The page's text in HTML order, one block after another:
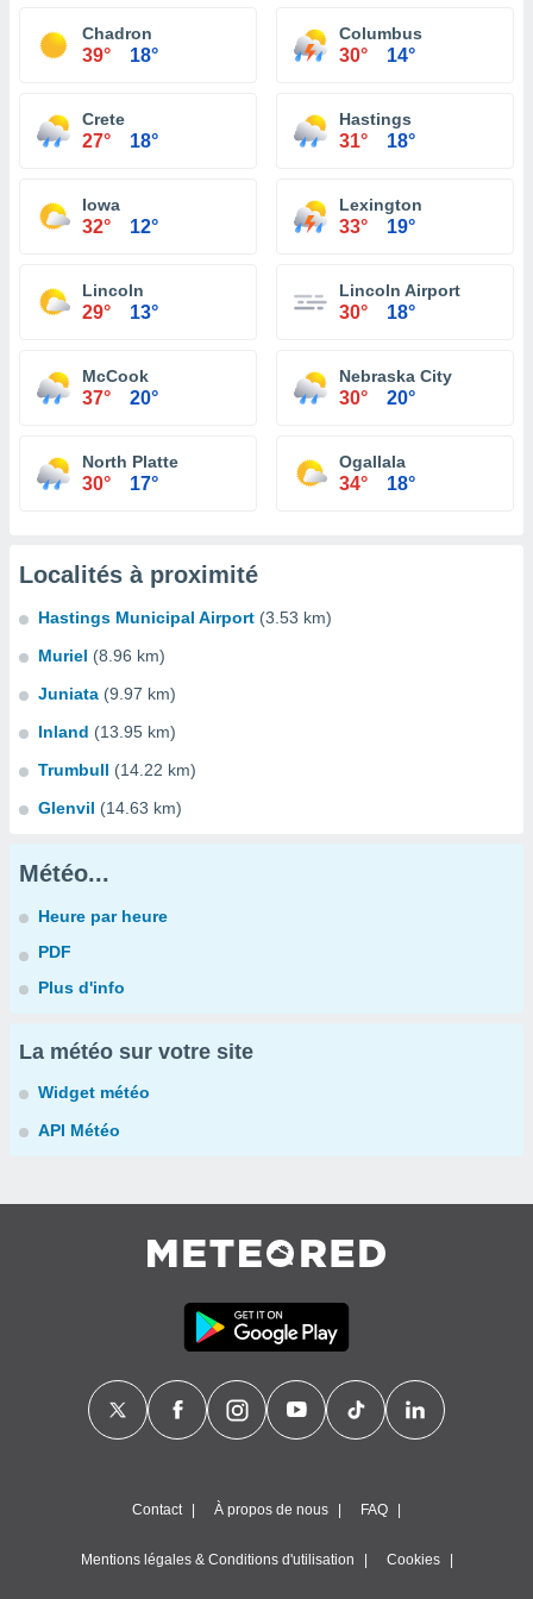
Chadron
39° 18°
Columbus
30° 14°
Crete
27° 18°
Hastings
31° 18°
Iowa
32° 12°
Lexington
33° 19°
Lincoln
29° 13°
Lincoln Airport
30° 18°
McCook
37° 20°
Nebraska City
30° 20°
North Platte
30° 17°
Ogallala
34° 18°
Localités à proximité
Hastings Municipal Airport (3.53 km)
Muriel (8.96 km)
Juniata (9.97 km)
Inland (13.95 km)
Trumbull (14.22 km)
Glenvil (14.63 km)
Météo...
Heure par heure
PDF
Plus d'info
La météo sur votre site
Widget météo
API Météo
Contact À propos de nous FAQ
Mentions légales & Conditions d'utilisation Cookies